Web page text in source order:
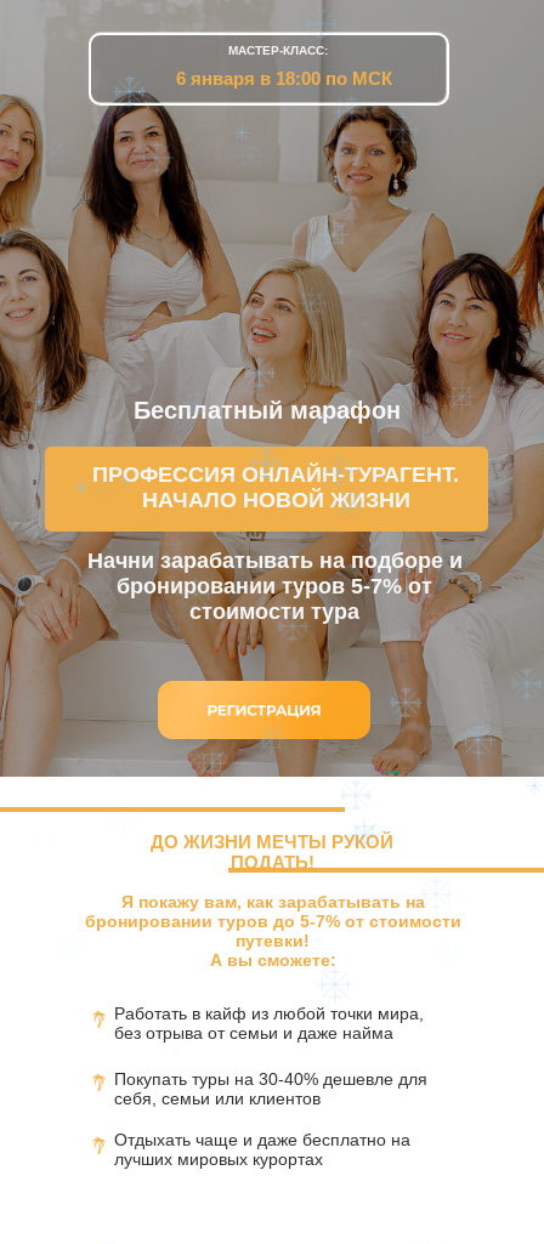
Начни зарабатывать на подборе и
бронировании туров 5-7% от
стоимости тура
МАСТЕР-КЛАСС:
ПРОФЕССИЯ ОНЛАЙН-ТУРАГЕНТ.
НАЧАЛО НОВОЙ ЖИЗНИ
6 января в 18:00 по МСК
Бесплатный марафон
ДО ЖИЗНИ МЕЧТЫ РУКОЙ
ПОДАТЬ!
Работать в кайф из любой точки мира,
без отрыва от семьи и даже найма
Покупать туры на 30-40% дешевле для
себя, семьи или клиентов
Отдыхать чаще и даже бесплатно на
лучших мировых курортах
Я покажу вам, как зарабатывать на
бронировании туров до 5-7% от стоимости
путевки!
А вы сможете: